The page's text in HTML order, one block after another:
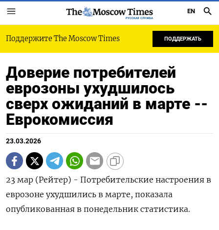
РУССКАЯ СЛУЖБА
EN
Поддержите The Moscow Times ПОДДЕРЖАТЬ
Доверие потребителей
еврозоны ухудшилось
сверх ожиданий в марте --
Еврокомиссия
23.03.2026
23 мар (Рейтер) - Потребительские настроения ‌в
еврозоне ухудшились ​в марте, ​показала ​
опубликованная ⁠в ‌понедельник статистика.